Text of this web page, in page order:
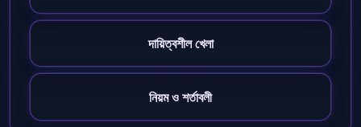
দায়িত্বশীল খেলা
নিয়ম ও শর্তাবলী